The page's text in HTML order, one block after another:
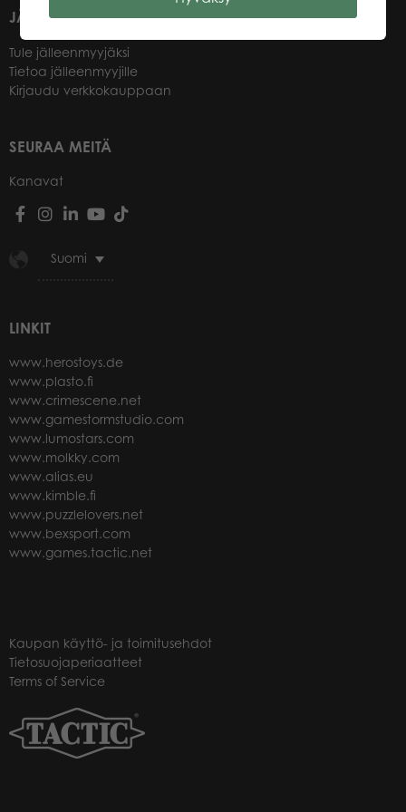
JÄLLEENMYYJILLEMME
Tule jälleenmyyjäksi
Tietoa jälleenmyyjille
Kirjaudu verkkokauppaan
SEURAA MEITÄ
Kanavat
Suomi
LINKIT
www.herostoys.de
www.plasto.fi
www.crimescene.net
www.gamestormstudio.com
www.lumostars.com
www.molkky.com
www.alias.eu
www.kimble.fi
www.puzzlelovers.net
www.bexsport.com
www.games.tactic.net
Kaupan käyttö- ja toimitusehdot
Tietosuojaperiaatteet
Terms of Service